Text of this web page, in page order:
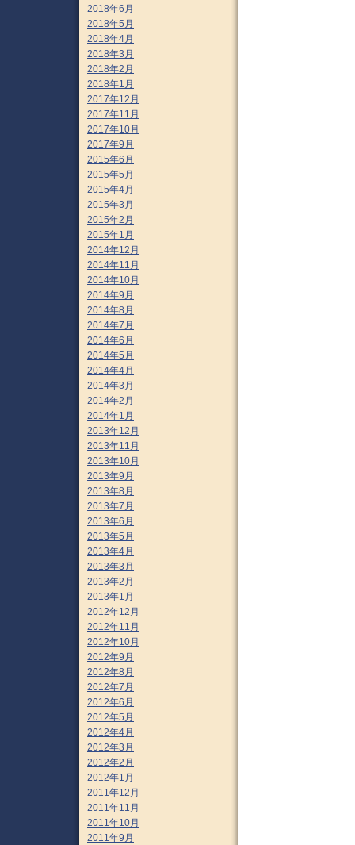
2018年6月
2018年5月
2018年4月
2018年3月
2018年2月
2018年1月
2017年12月
2017年11月
2017年10月
2017年9月
2015年6月
2015年5月
2015年4月
2015年3月
2015年2月
2015年1月
2014年12月
2014年11月
2014年10月
2014年9月
2014年8月
2014年7月
2014年6月
2014年5月
2014年4月
2014年3月
2014年2月
2014年1月
2013年12月
2013年11月
2013年10月
2013年9月
2013年8月
2013年7月
2013年6月
2013年5月
2013年4月
2013年3月
2013年2月
2013年1月
2012年12月
2012年11月
2012年10月
2012年9月
2012年8月
2012年7月
2012年6月
2012年5月
2012年4月
2012年3月
2012年2月
2012年1月
2011年12月
2011年11月
2011年10月
2011年9月